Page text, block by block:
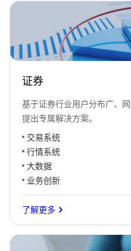
证券
基于证券行业用户分布广、
提出专属解决方案。
交易系统
行情系统
大数据
业务创新
了解更多